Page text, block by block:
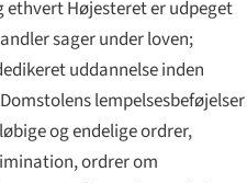
ethvert Højesteret er udpeget
sager under loven;
uddannelse inden
lempelsesbeføjelser
og endelige ordrer,
ordrer om